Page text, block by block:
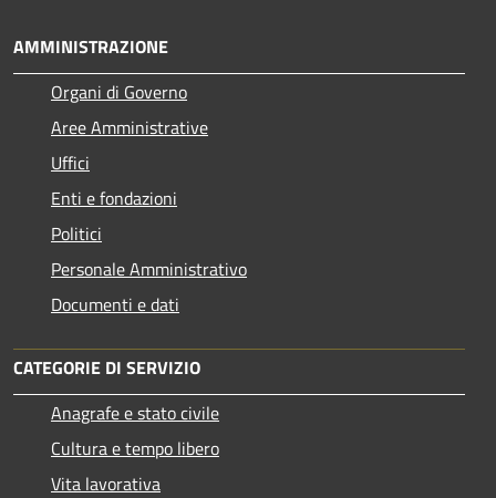
AMMINISTRAZIONE
Organi di Governo
Aree Amministrative
Uffici
Enti e fondazioni
Politici
Personale Amministrativo
Documenti e dati
CATEGORIE DI SERVIZIO
Anagrafe e stato civile
Cultura e tempo libero
Vita lavorativa